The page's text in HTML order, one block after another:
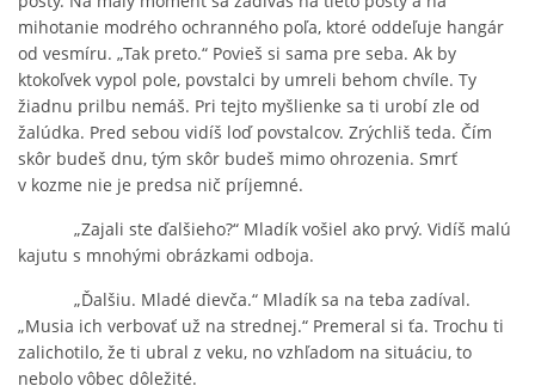
mihotanie modrého ochranného poľa, ktoré oddeľuje hangár
od vesmíru. „Tak preto.“ Povieš si sama pre seba. Ak by
ktokoľvek vypol pole, povstalci by umreli behom chvíle. Ty
žiadnu prilbu nemáš. Pri tejto myšlienke sa ti urobí zle od
žalúdka. Pred sebou vidíš loď povstalcov. Zrýchliš teda. Čím
skôr budeš dnu, tým skôr budeš mimo ohrozenia. Smrť
v kozme nie je predsa nič príjemné.
„Zajali ste ďalšieho?“ Mladík vošiel ako prvý. Vidíš malú
kajutu s mnohými obrázkami odboja.
„Ďalšiu. Mladé dievča.“ Mladík sa na teba zadíval.
„Musia ich verbovať už na strednej.“ Premeral si ťa. Trochu ti
zalichotilo, že ti ubral z veku, no vzhľadom na situáciu, to
nebolo vôbec dôležité.